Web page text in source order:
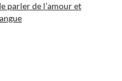
parler de l’amour et